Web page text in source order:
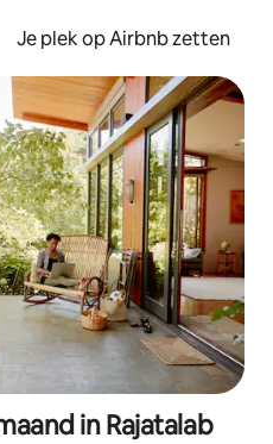
Je plek op Airbnb zetten
in Rajatalab